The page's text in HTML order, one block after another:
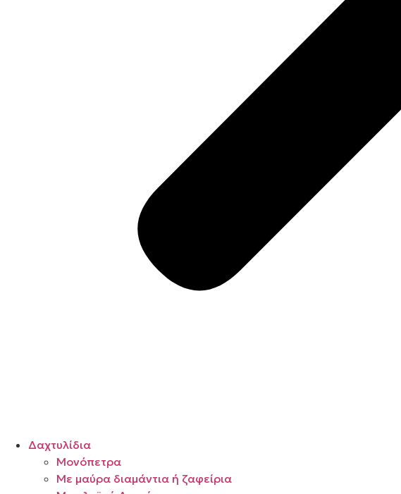
Δαχτυλίδια
Μονόπετρα
Mε μαύρα διαμάντια ή ζαφείρια